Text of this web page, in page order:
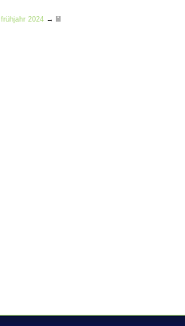
frühjahr 2024 → lil